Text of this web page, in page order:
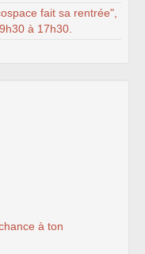
fait sa rentrée",
à 17h30.